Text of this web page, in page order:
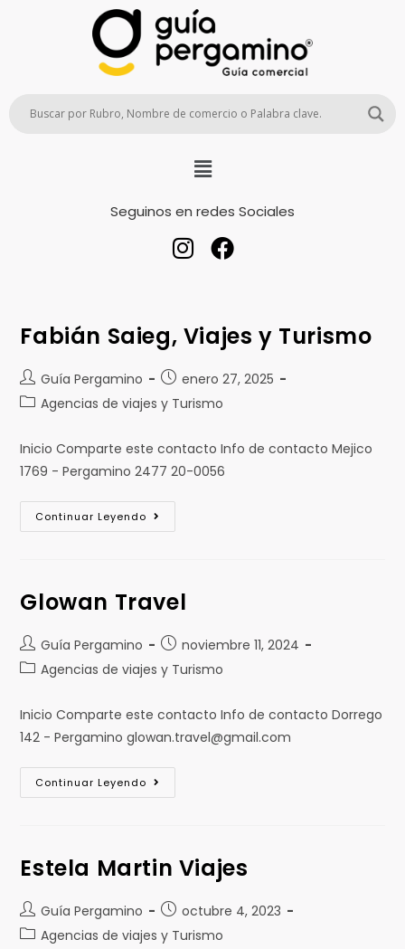
Seguinos en redes Sociales
Fabián Saieg, Viajes y Turismo
Guía Pergamino
enero 27, 2025
Agencias de viajes y Turismo
Inicio Comparte este contacto Info de contacto Mejico
1769 - Pergamino 2477 20-0056
Continuar Leyendo
Glowan Travel
Guía Pergamino
noviembre 11, 2024
Agencias de viajes y Turismo
Inicio Comparte este contacto Info de contacto Dorrego
142 - Pergamino glowan.travel@gmail.com
Continuar Leyendo
Estela Martin Viajes
Guía Pergamino
octubre 4, 2023
Agencias de viajes y Turismo